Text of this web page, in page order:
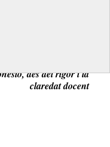
des del rigor i la
claredat docent